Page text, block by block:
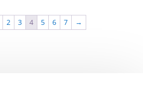
2 3 4 5 6 7 →